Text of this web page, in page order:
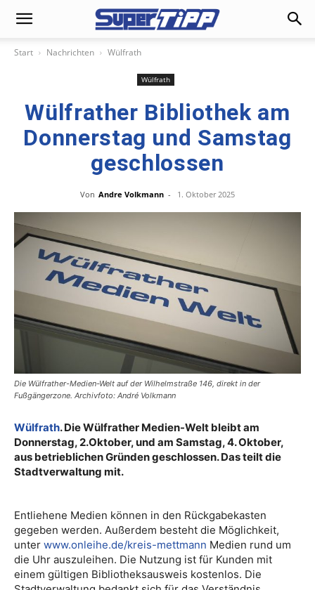
Start Nachrichten Wülfrath
Wülfrath
Wülfrather Bibliothek am
Donnerstag und Samstag
geschlossen
Von Andre Volkmann - 1. Oktober 2025
Die Wülfrather-Medien-Welt auf der Wilhelmstraße 146, direkt in der
Fußgängerzone. Archivfoto: André Volkmann
Wülfrath. Die Wülfrather Medien-Welt bleibt am
Donnerstag, 2.Oktober, und am Samstag, 4. Oktober,
aus betrieblichen Gründen geschlossen. Das teilt die
Stadtverwaltung mit.
Entliehene Medien können in den Rückgabekasten
gegeben werden. Außerdem besteht die Möglichkeit,
unter www.onleihe.de/kreis-mettmann Medien rund um
die Uhr auszuleihen. Die Nutzung ist für Kunden mit
einem gültigen Bibliotheksausweis kostenlos. Die